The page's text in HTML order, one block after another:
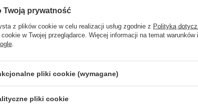
Black Mini Waist Bag czarna
SIDEBAG LA Dodgers
NYY MLB Camo Black Waist Bag czarna
Twoją prywatność
z plików cookie w celu realizacji usług zgodnie z Polityką
w Twojej przeglądarce. Więcej informacji na temat
pliki cookie (wymagane)
pliki cookie